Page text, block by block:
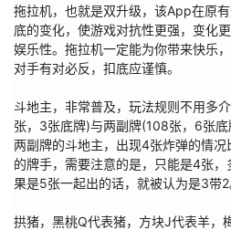
拖拉机，也就是双升级，该App在原
底的变化，使游戏对抗性更强，变化
娱乐性。拖拉机一定能为你带来快乐
对手有对必反，扣底应谨慎。
斗地主，非常普及，玩法规则不用多
张，3张底牌)与两副牌(108张，6张
两副牌的斗地主，出现4张炸弹的情
的牌手，需要注意的是，只能是4张
果是5张一起出的话，就被认为是3带2
拱猪，黑桃Q代表猪，方块J代表羊，